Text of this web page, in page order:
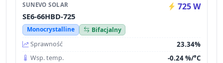
SUNEVO SOLAR 725 W
SE6-66HBD-725
Monocrystalline
Bifacjalny
Sprawność
23.34%
Wsp. temp. -0.24 %/°C